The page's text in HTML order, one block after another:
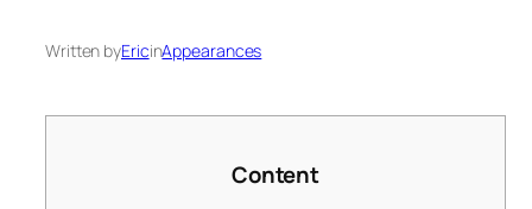
Written byEricinAppearances
Content